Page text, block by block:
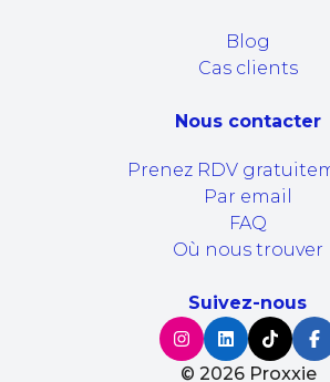
Blog
Cas clients
Nous contacter
Prenez RDV
Par email
FAQ
Où nous trouver
Suivez-nous
© 2026Proxxie